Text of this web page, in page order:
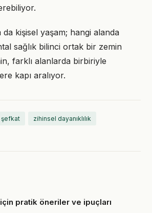
da kişisel yaşam; hangi alanda
sağlık bilinci ortak bir zemin
farklı alanlarda birbiriyle
kapı aralıyor.
şefkat zihinsel dayanıklılık
pratik öneriler ve ipuçları